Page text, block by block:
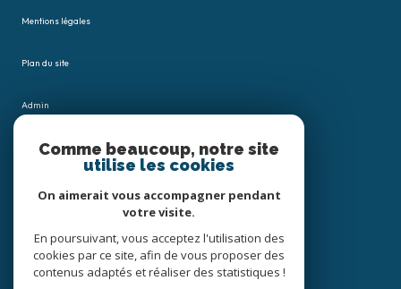
Mentions légales
Plan du site
Admin
Nos honoraires
Politique RGPD
Comme beaucoup, notre site
utilise les cookies
On aimerait vous accompagner pendant
votre visite.
En poursuivant, vous acceptez l'utilisation des
cookies par ce site, afin de vous proposer des
contenus adaptés et réaliser des statistiques !